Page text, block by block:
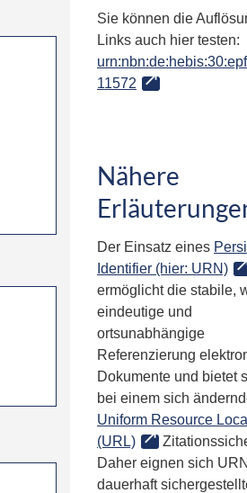
Sie können die
Links auch hier testen:
11572
Nähere
Der Einsatz eines
Identifier (hier: URN)
ermöglicht die stabile,
eindeutige und
ortsunabhängige
Referenzierung
Dokumente und bietet
bei einem sich
Uniform Resource
(URL)
Daher eignen sich
dauerhaft